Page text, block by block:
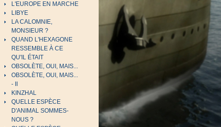
L'EUROPE EN MARCHE
LIBYE
LA CALOMNIE,
MONSIEUR ?
QUAND L'HEXAGONE
RESSEMBLE À CE
QU'IL ÉTAIT
OBSOLÈTE, OUI, MAIS...
OBSOLÈTE, OUI, MAIS...
- II
KINZHAL
QUELLE ESPÈCE
D'ANIMAL SOMMES-
NOUS ?